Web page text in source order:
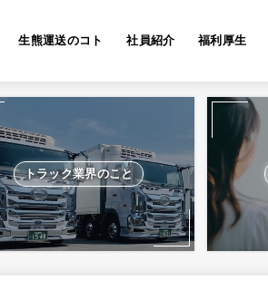
生熊運送のコト 社員紹介 福利厚生
トラック業界のこと